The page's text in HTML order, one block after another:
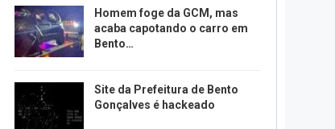
Homem foge da GCM, mas
acaba capotando o carro em
Bento…
Site da Prefeitura de Bento
Gonçalves é hackeado